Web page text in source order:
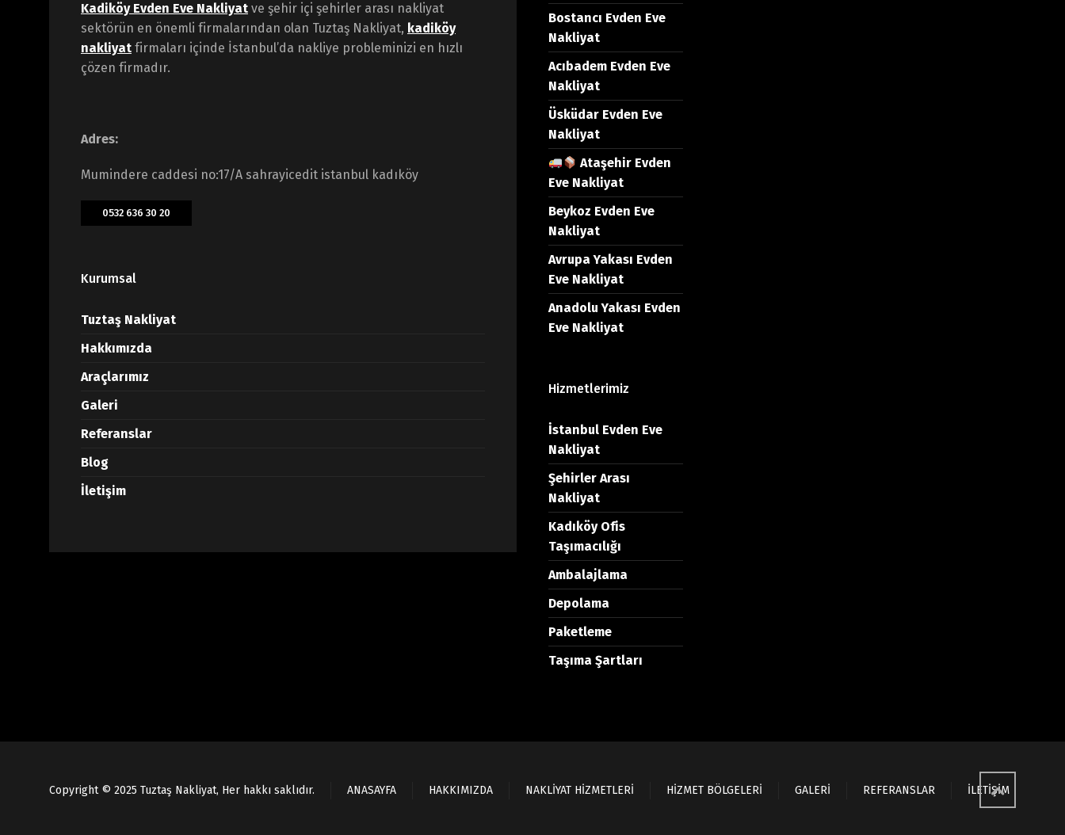
Kadiköy Evden Eve Nakliyat ve şehir içi şehirler arası nakliyat
sektörün en önemli firmalarından olan Tuztaş Nakliyat, kadiköy
nakliyat firmaları içinde İstanbul’da nakliye probleminizi en hızlı
çözen firmadır.
Adres:
Mumindere caddesi no:17/A sahrayicedit istanbul kadıköy
0532 636 30 20
Kurumsal
Tuztaş Nakliyat
Hakkımızda
Araçlarımız
Galeri
Referanslar
Blog
İletişim
Bostancı Evden Eve
Nakliyat
Acıbadem Evden Eve
Nakliyat
Üsküdar Evden Eve
Nakliyat
Ataşehir Evden
Eve Nakliyat
Beykoz Evden Eve
Nakliyat
Avrupa Yakası Evden
Eve Nakliyat
Anadolu Yakası Evden
Eve Nakliyat
Hizmetlerimiz
İstanbul Evden Eve
Nakliyat
Şehirler Arası
Nakliyat
Kadıköy Ofis
Taşımacılığı
Ambalajlama
Depolama
Paketleme
Taşıma Şartları
Copyright © 2025 Tuztaş Nakliyat, Her hakkı saklıdır. ANASAYFA HAKKIMIZDA NAKLİYAT HİZMETLERİ HİZMET BÖLGELERİ GALERİ REFERANSLAR İLETİŞİM